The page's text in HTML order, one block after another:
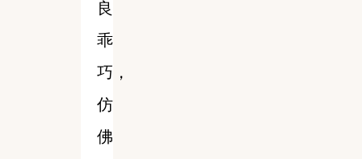
良
乖
巧，
仿
佛